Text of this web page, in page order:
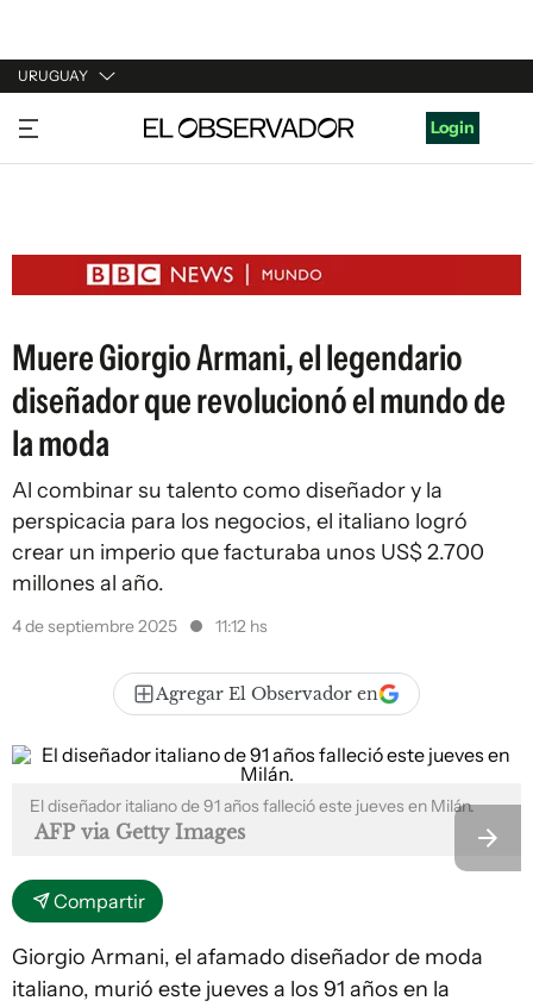
URUGUAY
URUGUAY
ARGENTINA
ESTADOS UNIDOS
Login
Muere Giorgio Armani, el legendario
diseñador que revolucionó el mundo de
la moda
Al combinar su talento como diseñador y la
perspicacia para los negocios, el italiano logró
crear un imperio que facturaba unos US$ 2.700
millones al año.
4 de septiembre 2025 11:12 hs
Agregar El Observador en
El diseñador italiano de 91 años falleció este jueves en Milán.
AFP via Getty Images
Compartir
Giorgio Armani, el afamado diseñador de moda
italiano, murió este jueves a los 91 años en la